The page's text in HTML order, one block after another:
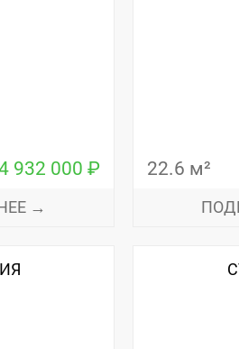
932 000 ₽
→
22.6 м²